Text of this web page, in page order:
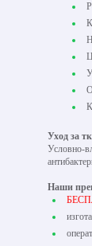
Уход за
Условно-
Наши